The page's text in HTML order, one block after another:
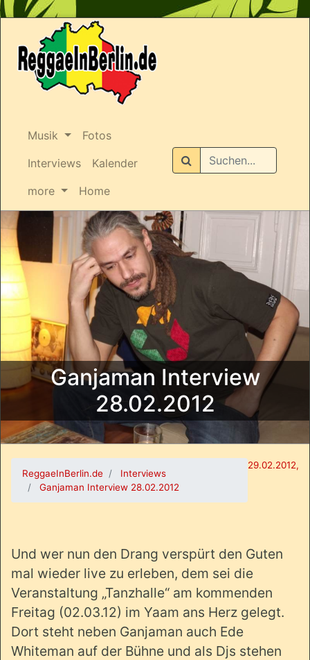
Musik
Fotos
Interviews
Kalender
more
Home
Suchen
Ganjaman Interview
28.02.2012
29.02.2012,
ReggaeInBerlin.de
Interviews
Ganjaman Interview 28.02.2012
Und wer nun den Drang verspürt den Guten
mal wieder live zu erleben, dem sei die
Veranstaltung „Tanzhalle“ am kommenden
Freitag (02.03.12) im Yaam ans Herz gelegt.
Dort steht neben Ganjaman auch Ede
Whiteman auf der Bühne und als Djs stehen